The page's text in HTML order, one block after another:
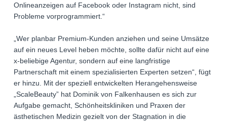
Onlineanzeigen auf Facebook oder Instagram nicht, sind
Probleme vorprogrammiert.“
„Wer planbar Premium-Kunden anziehen und seine Umsätze
auf ein neues Level heben möchte, sollte dafür nicht auf eine
x-beliebige Agentur, sondern auf eine langfristige
Partnerschaft mit einem spezialisierten Experten setzen“, fügt
er hinzu. Mit der speziell entwickelten Herangehensweise
„ScaleBeauty” hat Dominik von Falkenhausen es sich zur
Aufgabe gemacht, Schönheitskliniken und Praxen der
ästhetischen Medizin gezielt von der Stagnation in die